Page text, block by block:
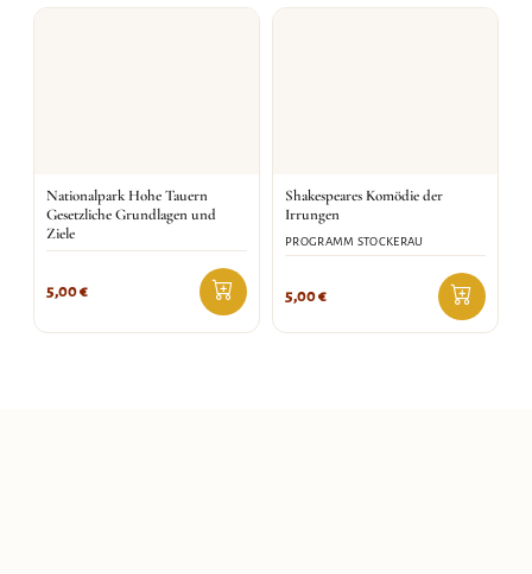
Nationalpark Hohe Tauern
Gesetzliche Grundlagen und
Ziele
5,00€
Shakespeares Komödie der
Irrungen
PROGRAMM STOCKERAU
5,00€